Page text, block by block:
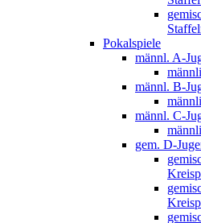
Pokalspiele
männl. A-
männl. B-
männl. C-
gem. D-